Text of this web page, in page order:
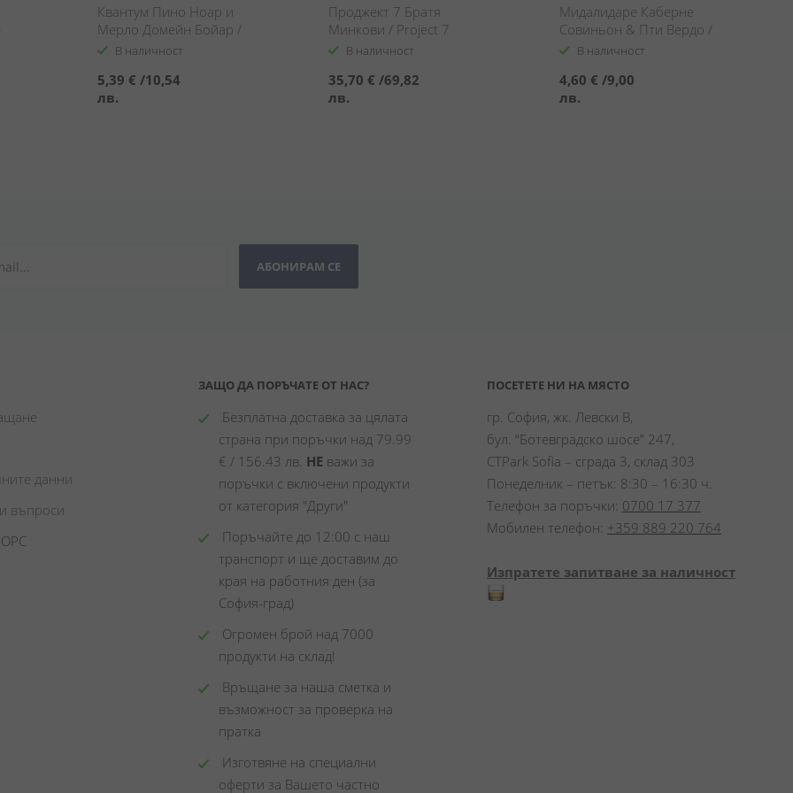
Квантум Пино Ноар и
Мерло Домейн Бойар /
Quantum Pinot Noir &
В наличност
5,39 € /10,54
лв.
Проджект 7 Братя
Минкови / Project 7
Minkov Brothers
В наличност
35,70 € /69,82
лв.
Мидалидаре Каберне
Совиньон & Пти Вердо /
Midalidare Cabernet
В наличност
4,60 € /9,00
лв.
АБОНИРАМ СЕ
данни
въпроси
ЗАЩО ДА ПОРЪЧАТЕ ОТ НАС?
Безплатна доставка за цялата
страна при поръчки над 79.99
€ / 156.43 лв. НЕ важи за
поръчки с включени продукти
от категория "Други"
Поръчайте до 12:00 с наш
транспорт и ще доставим до
края на работния ден (за
София-град)
Огромен брой над 7000
продукти на склад!
Връщане за наша сметка и
възможност за проверка на
пратка
Изготвяне на специални
оферти за Вашето частно
ПОСЕТЕТЕ НИ НА МЯСТО
гр. София, жк. Левски В,
бул. “Ботевградско шосе” 247,
CTPark Sofia – сграда 3, склад 303
Понеделник – петък: 8:30 – 16:30 ч.
Телефон за поръчки: 0700 17 377
Мобилен телефон: +359 889 220 764
Изпратете запитване за наличност